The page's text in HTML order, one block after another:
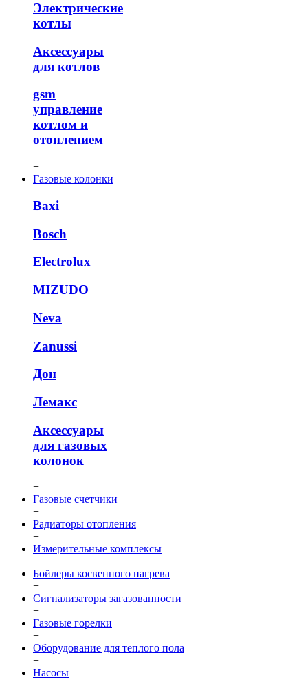
Электрические
котлы
Аксессуары
для котлов
gsm
управление
котлом и
отоплением
+
Газовые колонки
Baxi
Bosch
Electrolux
MIZUDO
Neva
Zanussi
Дон
Лемакс
Аксессуары
для газовых
колонок
+
Газовые счетчики
+
Радиаторы отопления
+
Измерительные комплексы
+
Бойлеры косвенного нагрева
+
Сигнализаторы загазованности
+
Газовые горелки
+
Оборудование для теплого пола
+
Насосы